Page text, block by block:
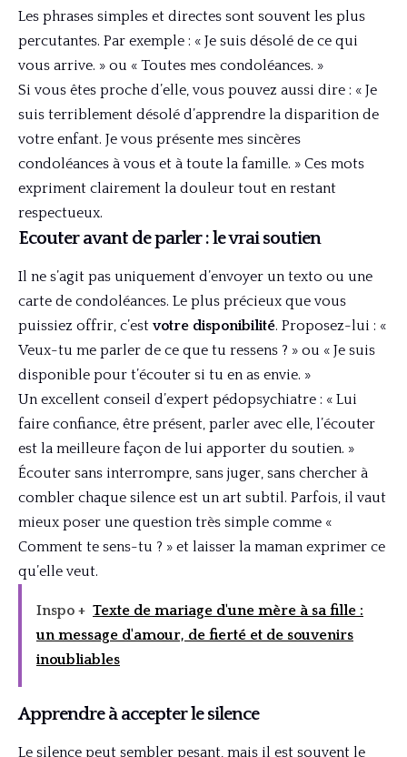
Les phrases simples et directes sont souvent les plus
percutantes. Par exemple : « Je suis désolé de ce qui
vous arrive. » ou « Toutes mes condoléances. »
Si vous êtes proche d’elle, vous pouvez aussi dire : « Je
suis terriblement désolé d’apprendre la disparition de
votre enfant. Je vous présente mes sincères
condoléances à vous et à toute la famille. » Ces mots
expriment clairement la douleur tout en restant
respectueux.
Ecouter avant de parler : le vrai soutien
Il ne s’agit pas uniquement d’envoyer un texto ou une
carte de condoléances. Le plus précieux que vous
puissiez offrir, c’est votre disponibilité. Proposez-lui : «
Veux-tu me parler de ce que tu ressens ? » ou « Je suis
disponible pour t’écouter si tu en as envie. »
Un excellent conseil d’expert pédopsychiatre : « Lui
faire confiance, être présent, parler avec elle, l’écouter
est la meilleure façon de lui apporter du soutien. »
Écouter sans interrompre, sans juger, sans chercher à
combler chaque silence est un art subtil. Parfois, il vaut
mieux poser une question très simple comme «
Comment te sens-tu ? » et laisser la maman exprimer ce
qu’elle veut.
Inspo + Texte de mariage d'une mère à sa fille :
un message d'amour, de fierté et de souvenirs
inoubliables
Apprendre à accepter le silence
Le silence peut sembler pesant, mais il est souvent le